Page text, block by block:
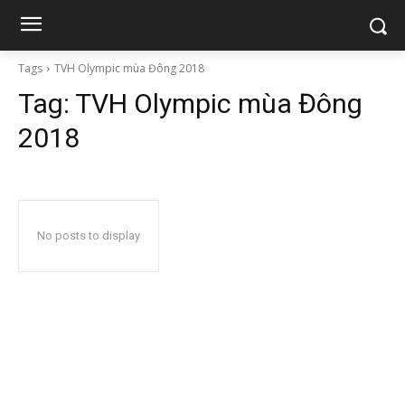
Tags TVH Olympic mùa Đông 2018
Tag: TVH Olympic mùa Đông
2018
No posts to display